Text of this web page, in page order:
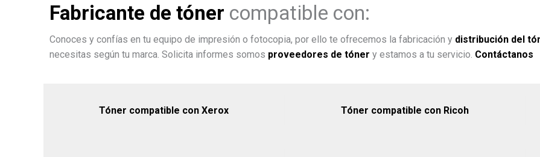
Fabricante de tóner compatible con:
Conoces y confías en tu equipo de impresión o fotocopia, por ello te ofrecemos la fabricación y distribución del
necesitas según tu marca. Solicita informes somos proveedores de tóner y estamos a tu servicio. Contáctanos
Tóner compatible con Xerox Tóner compatible con Ricoh